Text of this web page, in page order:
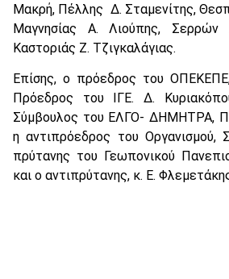
Μακρή, Πέλλης Δ. Σταμενίτης,
Μαγνησίας Α. Λιούπης, Σερρών
Καστοριάς Ζ. Τζιγκαλάγιας.
Επίσης, ο πρόεδρος του
Πρόεδρος του ΙΓΕ. Δ.
Σύμβουλος του ΕΛΓΟ- ΔΗΜΗΤΡΑ, Π.
η αντιπρόεδρος του Οργανισμού,
πρύτανης του Γεωπονικού
και ο αντιπρύτανης, κ. Ε.